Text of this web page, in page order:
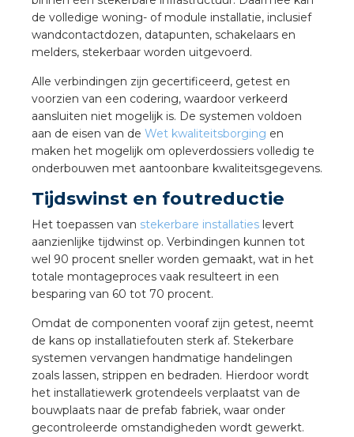
de volledige woning- of module installatie, inclusief
wandcontactdozen, datapunten, schakelaars en
melders, stekerbaar worden uitgevoerd.
Alle verbindingen zijn gecertificeerd, getest en
voorzien van een codering, waardoor verkeerd
aansluiten niet mogelijk is. De systemen voldoen
aan de eisen van de Wet kwaliteitsborging en
maken het mogelijk om opleverdossiers volledig te
onderbouwen met aantoonbare kwaliteitsgegevens.
Tijdswinst en foutreductie
Het toepassen van stekerbare installaties levert
aanzienlijke tijdwinst op. Verbindingen kunnen tot
wel 90 procent sneller worden gemaakt, wat in het
totale montageproces vaak resulteert in een
besparing van 60 tot 70 procent.
Omdat de componenten vooraf zijn getest, neemt
de kans op installatiefouten sterk af. Stekerbare
systemen vervangen handmatige handelingen
zoals lassen, strippen en bedraden. Hierdoor wordt
het installatiewerk grotendeels verplaatst van de
bouwplaats naar de prefab fabriek, waar onder
gecontroleerde omstandigheden wordt gewerkt.
groothandels